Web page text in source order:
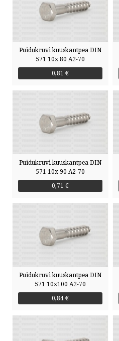
Puidukruvi kuuskantpea DIN
571 10x 80 A2-70
0,81 €
Puidukruvi kuuskantpea DIN
571 10x 90 A2-70
0,71 €
Puidukruvi kuuskantpea DIN
571 10x100 A2-70
0,84 €